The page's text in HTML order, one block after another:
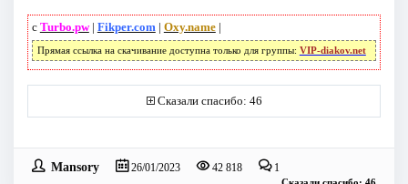
с Turbo.pw| Fikper.com | Oxy.name|
Прямая ссылка на скачивание доступна только для группы: VIP-diakov.net
Сказали спасибо: 46
Mansory 26/01/2023 42 818 1
Сказали спасибо: 46